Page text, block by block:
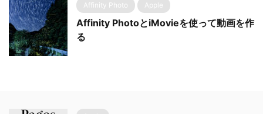
Affinity Photo Apple
Affinity PhotoとiMovieを使って動画を作
る